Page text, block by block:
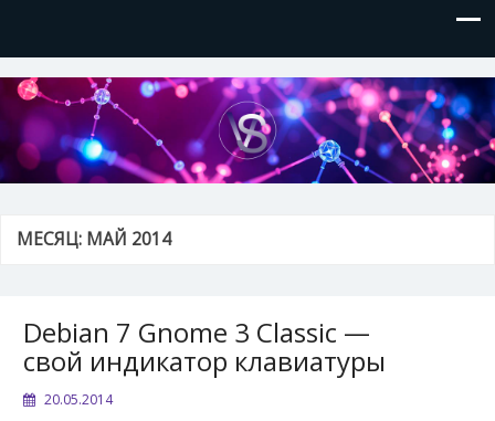
VVSite
Кое-что обо мне и о технологиях, которые я использую.
МЕСЯЦ: МАЙ 2014
Debian 7 Gnome 3 Classic —
свой индикатор клавиатуры
20.05.2014